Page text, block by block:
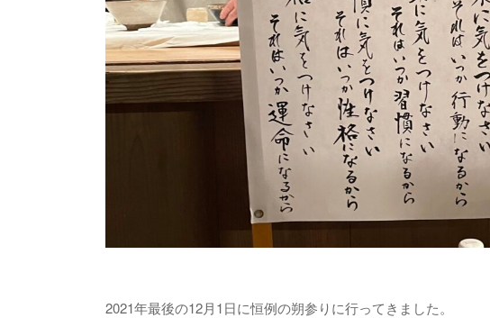
2021年最後の12月1日に恒例の朔参りに行ってきました。